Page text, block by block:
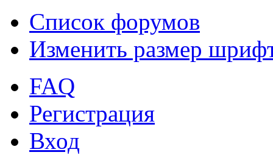
Список форумов
Изменить размер
FAQ
Регистрация
Вход